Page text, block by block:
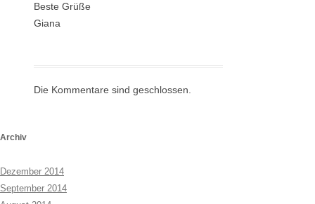
Beste Grüße
Giana
Die Kommentare sind geschlossen.
Archiv
Dezember 2014
September 2014